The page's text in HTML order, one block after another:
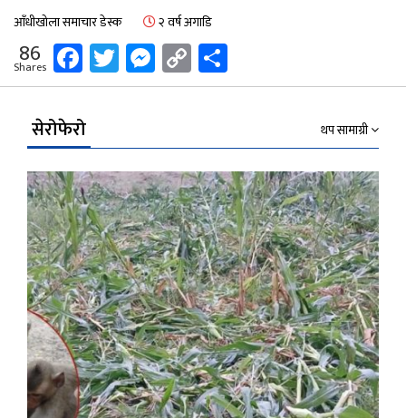
आँधीखोला समाचार डेस्क २ वर्ष अगाडि
86
Shares Facebook
Twitter
Messenger
Copy
Link
सेरोफेरो थप सामाग्री